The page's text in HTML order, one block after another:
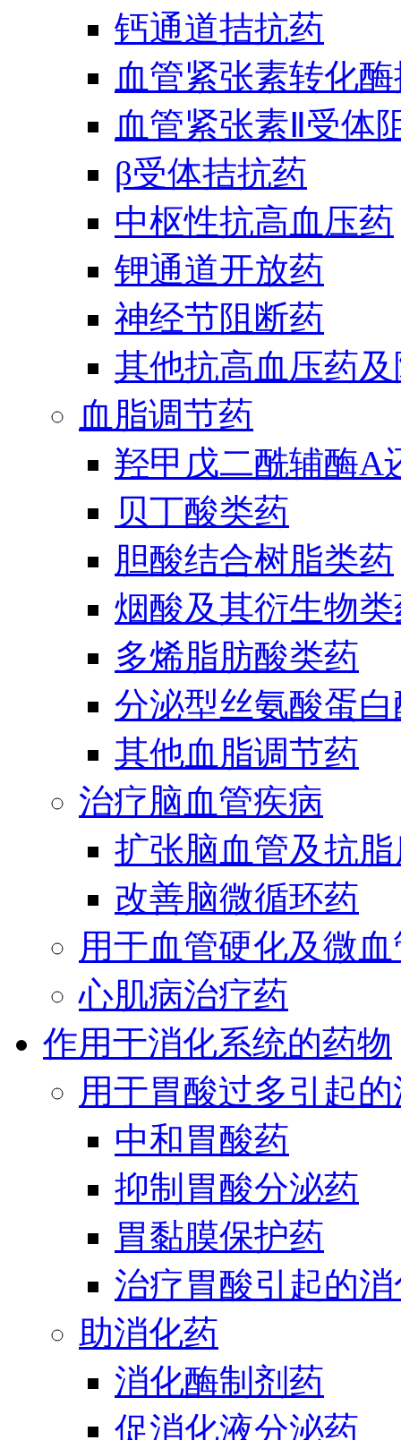
钙通道拮抗药
血管紧张素转化
血管紧张素Ⅱ受体
β受体拮抗药
中枢性抗高血压药
钾通道开放药
神经节阻断药
其他抗高血压药
血脂调节药
羟甲戊二酰辅酶A
贝丁酸类药
胆酸结合树脂类药
烟酸及其衍生物
多烯脂肪酸类药
分泌型丝氨酸蛋
其他血脂调节药
治疗脑血管疾病
扩张脑血管及抗
改善脑微循环药
用于血管硬化及微
心肌病治疗药
作用于消化系统的药物
用于胃酸过多引起
中和胃酸药
抑制胃酸分泌药
胃黏膜保护药
治疗胃酸引起的
助消化药
消化酶制剂药
促消化液分泌药